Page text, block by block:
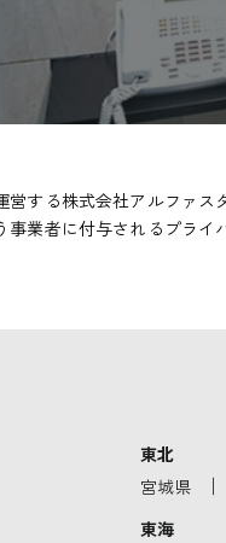
する株式会社アルファ
業者に付与されるプライ
東北
宮城県
｜
東海